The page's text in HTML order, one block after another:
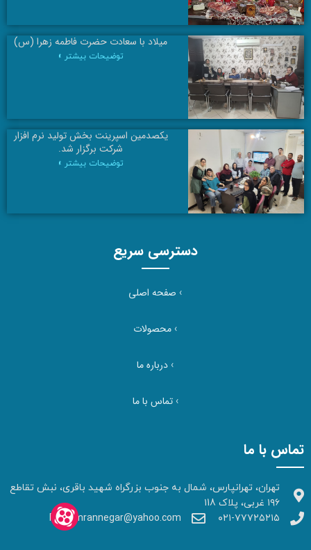
میلاد با سعادت حضرت فاطمه زهرا (س)
توضیحات بیشتر »
یکصدمین اسپرینت بخش تولید نرم افزار
شرکت برگزار شد.
توضیحات بیشتر »
دسترسی سریع
› صفحه اصلی
› محصولات
› درباره ما
›تماس با ما
تماس با ما
تهران، تهرانپارس، شمال به جنوب بزرگراه شهید باقری، نبش تقاطع
۱۹۶ غربی، پلاک ۱18
۰۲۱-۷۷۷۲۵۲۱۵
Faraomrannegar@yahoo.com